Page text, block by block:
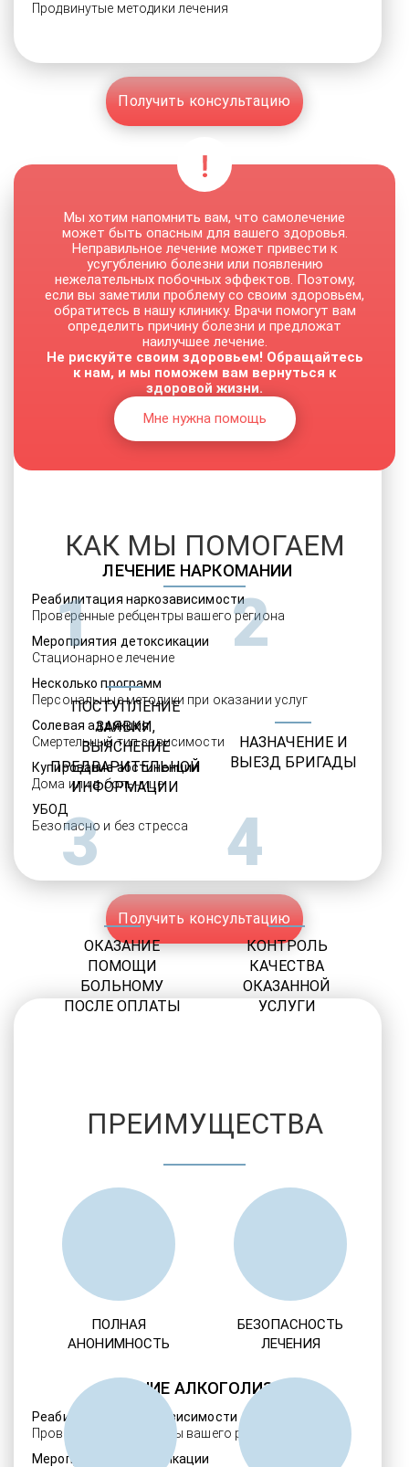
Продвинутые методики лечения
Получить консультацию
ЛЕЧЕНИЕ НАРКОМАНИИ
Реабилитация наркозависимости
Проверенные ребцентры вашего региона
Мероприятия детоксикации
Стационарное лечение
Несколько программ
Персональные методики при оказании услуг
Солевая аддикция
Смертельный тип зависимости
Купирование абстиненции
Дома или в больнице
УБОД
Безопасно и без стресса
Получить консультацию
ЛЕЧЕНИЕ АЛКОГОЛИЗМА
Реабилитация алкозависимости
Проверенные ребцентры вашего региона
Мероприятия детоксикации
Мы хотим напомнить вам, что самолечение
может быть опасным для вашего здоровья.
Неправильное лечение может привести к
усугублению болезни или появлению
нежелательных побочных эффектов. Поэтому,
если вы заметили проблему со своим здоровьем,
обратитесь в нашу клинику. Врачи помогут вам
определить причину болезни и предложат
наилучшее лечение.
Не рискуйте своим здоровьем! Обращайтесь
к нам, и мы поможем вам вернуться к
здоровой жизни.
Мне нужна помощь
КАК МЫ ПОМОГАЕМ
1
ПОСТУПЛЕНИЕ
ЗАЯВКИ,
ВЫЯСНЕНИЕ
ПРЕДВАРИТЕЛЬНОЙ
ИНФОРМАЦИИ
2
НАЗНАЧЕНИЕ И
ВЫЕЗД БРИГАДЫ
3
ОКАЗАНИЕ
ПОМОЩИ
БОЛЬНОМУ
ПОСЛЕ ОПЛАТЫ
4
КОНТРОЛЬ
КАЧЕСТВА
ОКАЗАННОЙ
УСЛУГИ
ПРЕИМУЩЕСТВА
ПОЛНАЯ
АНОНИМНОСТЬ
БЕЗОПАСНОСТЬ
ЛЕЧЕНИЯ